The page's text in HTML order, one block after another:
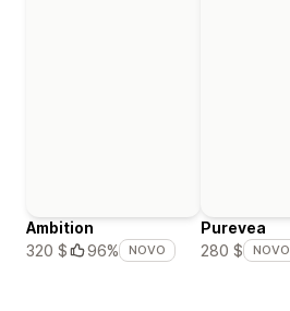
Ambition
320 $
96% NOVO
Purevea
280 $
NOVO